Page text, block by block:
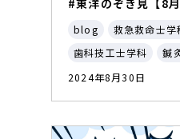
#東洋のぞき見【8月
blog 救急救命士学
歯科技工士学科
鍼
2024年8月30日